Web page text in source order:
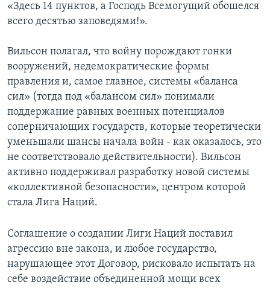
«Здесь 14 пунктов, а Господь Всемогущий обошелся
всего десятью заповедями!».
Вильсон полагал, что войну порождают гонки
вооружений, недемократические формы
правления и, самое главное, системы «баланса
сил» (тогда под «балансом сил» понимали
поддержание равных военных потенциалов
соперничающих государств, которые теоретически
уменьшали шансы начала войн - как оказалось, это
не соответствовало действительности). Вильсон
активно поддерживал разработку новой системы
«коллективной безопасности», центром которой
стала Лига Наций.
Соглашение о создании Лиги Наций поставил
агрессию вне закона, и любое государство,
нарушающее этот Договор, рисковало испытать на
себе воздействие объединенной мощи всех